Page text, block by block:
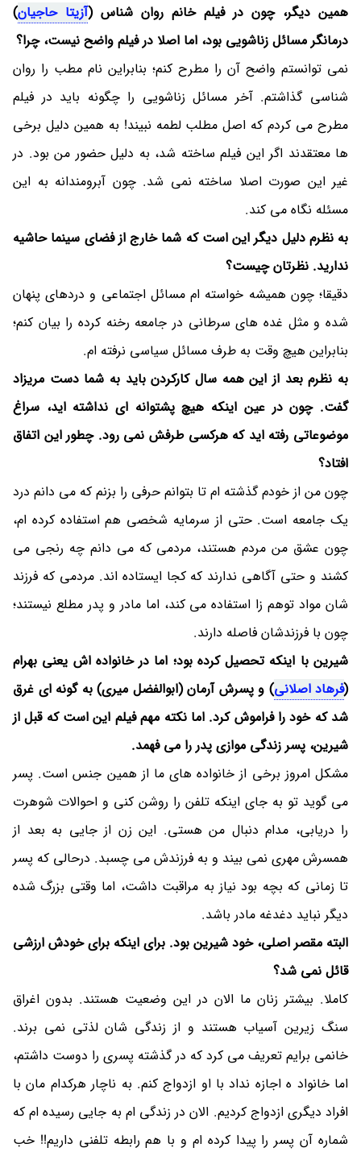
همین دیگر، چون در فیلم خانم روان شناس (آزیتا حاجیان)
درمانگر مسائل زناشویی بود، اما اصلا در فیلم واضح نیست، چرا؟
نمی توانستم واضح آن را مطرح کنم؛ بنابراین نام مطب را روان
شناسی گذاشتم. آخر مسائل زناشویی را چگونه باید در فیلم
مطرح می کردم که اصل مطلب لطمه نبیند! به همین دلیل برخی
ها معتقدند اگر این فیلم ساخته شد، به دلیل حضور من بود. در
غیر این صورت اصلا ساخته نمی شد. چون آبرومندانه به این
مسئله نگاه می کند.
به نظرم دلیل دیگر این است که شما خارج از فضای سینما حاشیه
ندارید. نظرتان چیست؟
دقیقا؛ چون همیشه خواسته ام مسائل اجتماعی و دردهای پنهان
شده و مثل غده های سرطانی در جامعه رخنه کرده را بیان کنم؛
بنابراین هیچ وقت به طرف مسائل سیاسی نرفته ام.
به نظرم بعد از این همه سال کارکردن باید به شما دست مریزاد
گفت. چون در عین اینکه هیچ پشتوانه ای نداشته اید، سراغ
موضوعاتی رفته اید که هرکسی طرفش نمی رود. چطور این اتفاق
افتاد؟
چون من از خودم گذشته ام تا بتوانم حرفی را بزنم که می دانم درد
یک جامعه است. حتی از سرمایه شخصی هم استفاده کرده ام،
چون عشق من مردم هستند، مردمی که می دانم چه رنجی می
کشند و حتی آگاهی ندارند که کجا ایستاده اند. مردمی که فرزند
شان مواد توهم زا استفاده می کند، اما مادر و پدر مطلع نیستند؛
چون با فرزندشان فاصله دارند.
شیرین با اینکه تحصیل کرده بود؛ اما در خانواده اش یعنی بهرام
(فرهاد اصلانی) و پسرش آرمان (ابوالفضل میری) به گونه ای غرق
شد که خود را فراموش کرد. اما نکته مهم فیلم این است که قبل از
شیرین، پسر زندگی موازی پدر را می فهمد.
مشکل امروز برخی از خانواده های ما از همین جنس است. پسر
می گوید تو به جای اینکه تلفن را روشن کنی و احوالات شوهرت
را دریابی، مدام دنبال من هستی. این زن از جایی به بعد از
همسرش مهری نمی بیند و به فرزندش می چسبد. درحالی که پسر
تا زمانی که بچه بود نیاز به مراقبت داشت، اما وقتی بزرگ شده
دیگر نباید دغدغه مادر باشد.
البته مقصر اصلی، خود شیرین بود. برای اینکه برای خودش ارزشی
قائل نمی شد؟
کاملا. بیشتر زنان ما الان در این وضعیت هستند. بدون اغراق
سنگ زیرین آسیاب هستند و از زندگی شان لذتی نمی برند.
خانمی برایم تعریف می کرد که در گذشته پسری را دوست داشتم،
اما خانواد ه اجازه نداد با او ازدواج کنم. به ناچار هرکدام مان با
افراد دیگری ازدواج کردیم. الان در زندگی ام به جایی رسیده ام که
شماره آن پسر را پیدا کرده ام و با هم رابطه تلفنی داریم!! خب